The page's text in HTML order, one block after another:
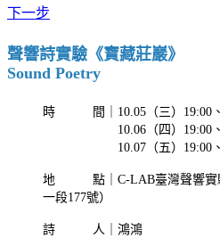
下一步
聲響詩實驗《寶藏莊巖》
Sound Poetry
時 間｜10.05（三）19:00、
10.06（四）19:00、
10.07（五）19:00、
地 點｜C-LAB臺灣聲響實驗
一段177號）
詩 人｜鴻鴻